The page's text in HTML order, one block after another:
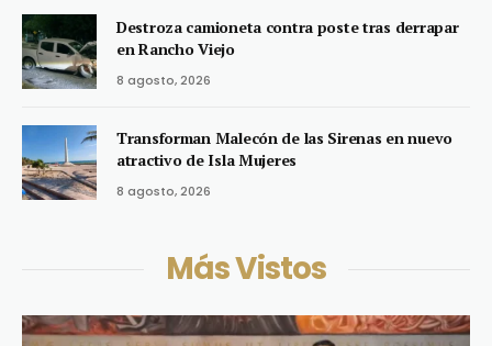
Destroza camioneta contra poste tras derrapar
en Rancho Viejo
8 agosto, 2026
Transforman Malecón de las Sirenas en nuevo
atractivo de Isla Mujeres
8 agosto, 2026
Más Vistos